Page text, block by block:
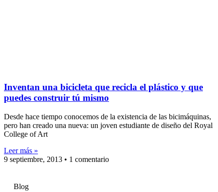
Inventan una bicicleta que recicla el plástico y que
puedes construir tú mismo
Desde hace tiempo conocemos de la existencia de las bicimáquinas,
pero han creado una nueva: un joven estudiante de diseño del Royal
College of Art
Leer más »
9 septiembre, 2013
1 comentario
Blog